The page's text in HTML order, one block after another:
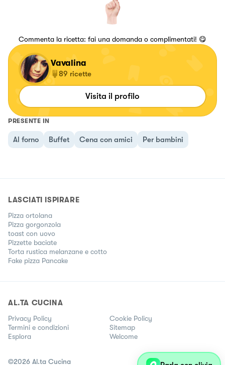
Commenta la ricetta: fai una domanda o complimentati! 😋
Vavalina
89 ricette
Visita il profilo
PRESENTE IN
Al forno Buffet Cena con amici Per bambini
LASCIATI ISPIRARE
Pizza ortolana
Pizza gorgonzola
toast con uovo
Pizzette baciate
Torta rustica melanzane e cotto
Fake pizza Pancake
AL.TA CUCINA
Privacy Policy
Cookie Policy
Termini e condizioni
Sitemap
Esplora
Welcome
©2026 Al.ta Cucina